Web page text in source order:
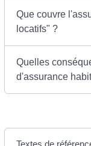
Que couvre
locatifs" ?
Quelles
d'assurance